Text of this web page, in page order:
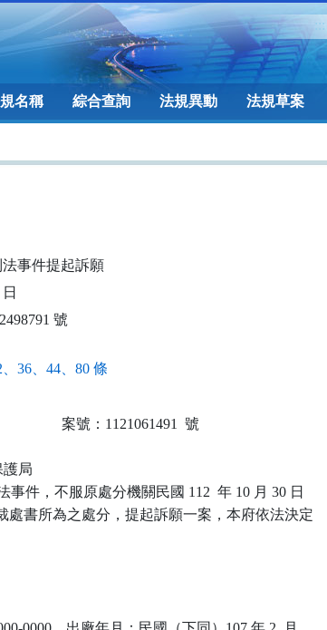
:::
名稱 綜合查詢 法規異動 法規草案
事件提起訴願
號
36、44、80 條
案號：1121061491  號
護局
事件，不服原處分機關民國 112  年 10 月 30 日
處書所為之處分，提起訴願一案，本府依法決定